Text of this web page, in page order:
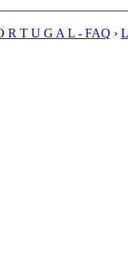
R T U G A L - FAQ ›